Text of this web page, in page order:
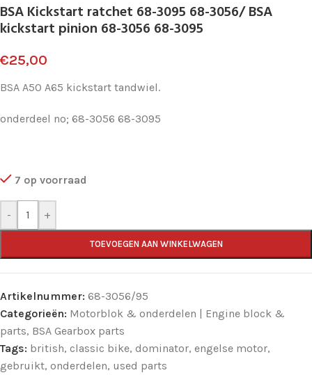
BSA Kickstart ratchet 68-3095 68-3056/ BSA
kickstart pinion 68-3056 68-3095
€25,00
BSA A50 A65 kickstart tandwiel.
onderdeel no; 68-3056 68-3095
7 op voorraad
- +
TOEVOEGEN AAN WINKELWAGEN
Artikelnummer: 68-3056/95
Categorieën: Motorblok & onderdelen | Engine block &
parts, BSA Gearbox parts
Tags: british, classic bike, dominator, engelse motor,
gebruikt, onderdelen, used parts